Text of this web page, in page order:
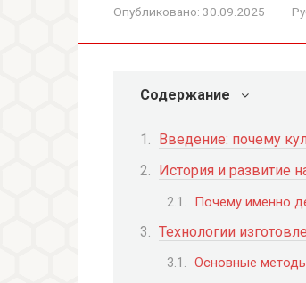
Опубликовано: 30.09.2025
Содержание
Введение: почему
История и развитие
Почему именно
Технологии
Основные